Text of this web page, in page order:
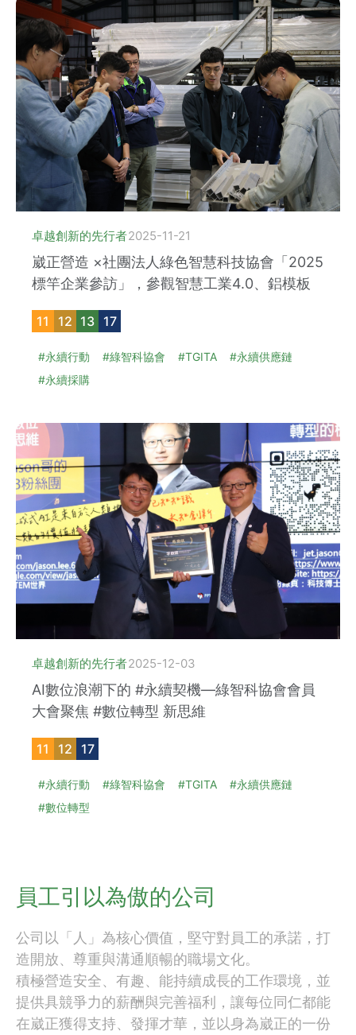
卓越創新的先行者2025-11-21
崴正營造 ×社團法人綠色智慧科技協會「2025
標竿企業參訪」，參觀智慧工業4.0、鋁模板
11 12 13 17
#永續行動 #綠智科協會 #TGITA
#永續供應鏈
#永續採購
卓越創新的先行者2025-12-03
AI數位浪潮下的 #永續契機—綠智科協會會員
大會聚焦 #數位轉型 新思維
11 12 17
#永續行動 #綠智科協會 #TGITA
#永續供應鏈
#數位轉型
員工引以為傲的公司
公司以「人」為核心價值，堅守對員工的承諾，打
造開放、尊重與溝通順暢的職場文化。
積極營造安全、有趣、能持續成長的工作環境，並
提供具競爭力的薪酬與完善福利，讓每位同仁都能
在崴正獲得支持、發揮才華，並以身為崴正的一份